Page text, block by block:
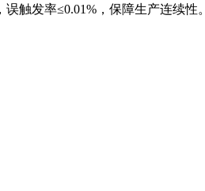
触发率≤0.01%，保障生产连续性。